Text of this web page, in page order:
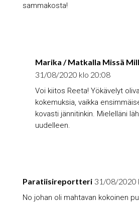
sammakosta!
Marika / Matkalla Missä
31/08/2020 klo 20:08
Voi kiitos Reeta! Yökävelyt
kokemuksia, vaikka
kovasti jännitinkin. Mielelläni
uudelleen.
Paratiisireportteri 31/08/2020
No johan oli mahtavan kokoinen